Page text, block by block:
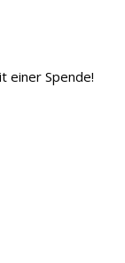
einer Spende!